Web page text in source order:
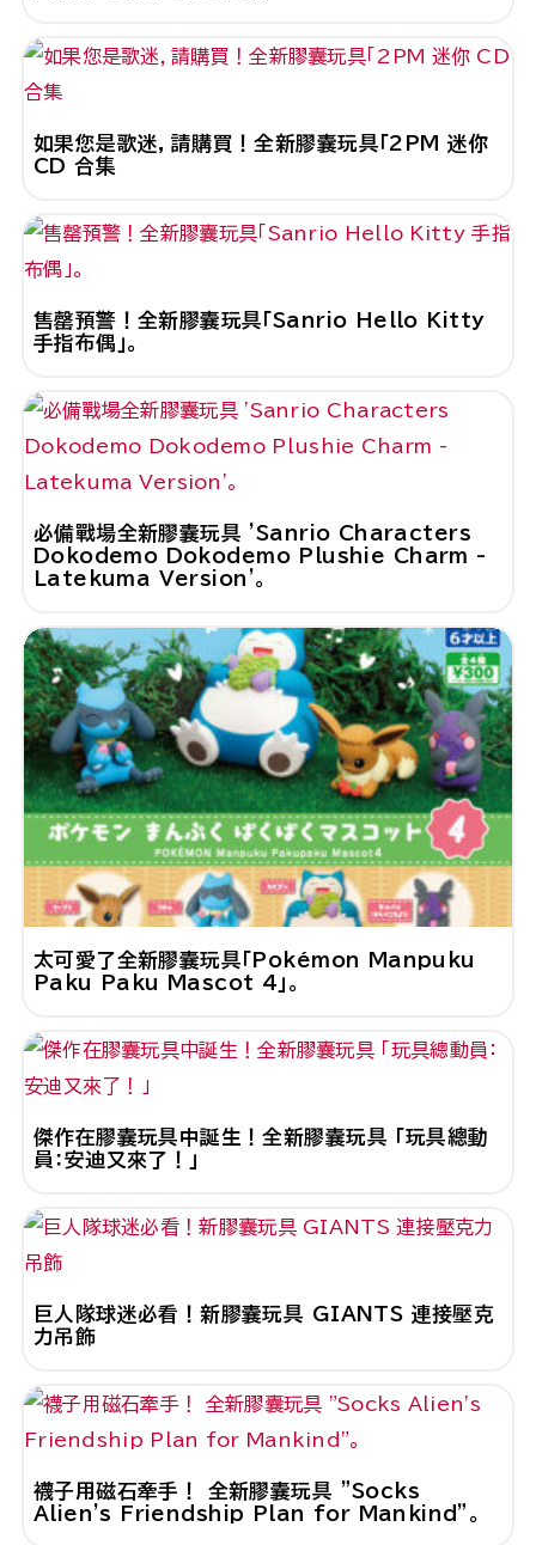
如果您是歌迷，請購買！全新膠囊玩具「2PM 迷你
CD 合集
售罄預警！全新膠囊玩具「Sanrio Hello Kitty
手指布偶」。
必備戰場全新膠囊玩具 'Sanrio Characters
Dokodemo Dokodemo Plushie Charm -
Latekuma Version'。
太可愛了全新膠囊玩具「Pokémon Manpuku
Paku Paku Mascot 4」。
傑作在膠囊玩具中誕生！全新膠囊玩具 「玩具總動
員：安迪又來了！」
巨人隊球迷必看！新膠囊玩具 GIANTS 連接壓克
力吊飾
襪子用磁石牽手！ 全新膠囊玩具 "Socks
Alien's Friendship Plan for Mankind"。